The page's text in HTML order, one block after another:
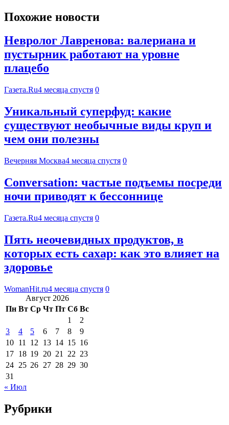
Похожие новости
Невролог Лавренова: валериана и
пустырник работают на уровне
плацебо
Газета.Ru4 месяца спустя 0
Уникальный суперфуд: какие
существуют необычные виды круп и
чем они полезны
Вечерняя Москва4 месяца спустя 0
Conversation: частые подъемы посреди
ночи приводят к бессоннице
Газета.Ru4 месяца спустя 0
Пять неочевидных продуктов, в
которых есть сахар: как это влияет на
здоровье
WomanHit.ru4 месяца спустя 0
Август 2026
Пн Вт Ср Чт Пт Сб Вс
1
2
3
4 5 6 7 8
9
10 11 12 13 14 15 16
17 18 19 20 21 22 23
24 25 26 27 28 29 30
31
« Июл
Рубрики